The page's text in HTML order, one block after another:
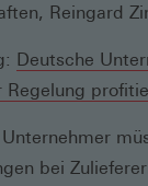
Reingard
Deutsche
Regelung
Unternehmer
bei